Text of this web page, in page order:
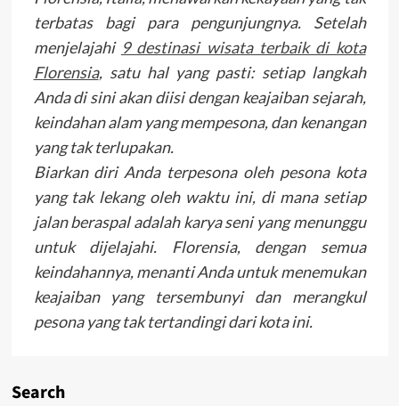
terbatas bagi para pengunjungnya. Setelah
menjelajahi 9 destinasi wisata terbaik di kota
Florensia, satu hal yang pasti: setiap langkah
Anda di sini akan diisi dengan keajaiban sejarah,
keindahan alam yang mempesona, dan kenangan
yang tak terlupakan.
Biarkan diri Anda terpesona oleh pesona kota
yang tak lekang oleh waktu ini, di mana setiap
jalan beraspal adalah karya seni yang menunggu
untuk dijelajahi. Florensia, dengan semua
keindahannya, menanti Anda untuk menemukan
keajaiban yang tersembunyi dan merangkul
pesona yang tak tertandingi dari kota ini.
Search